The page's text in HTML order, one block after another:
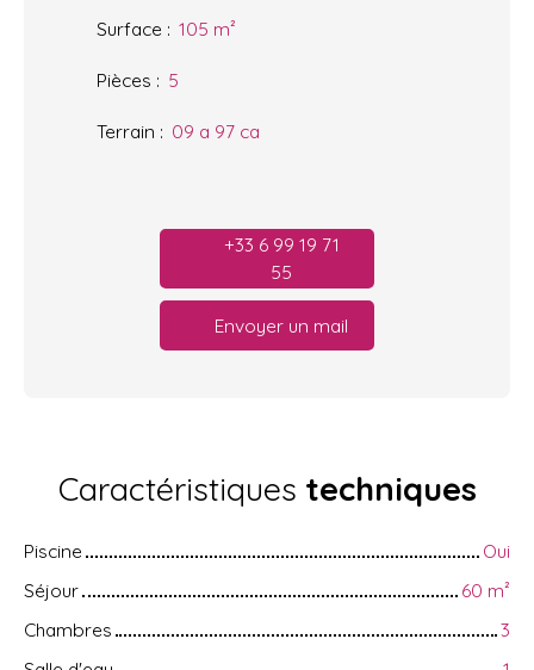
Surface : 105 m²
Pièces : 5
Terrain : 09 a 97 ca
+33 6 99 19 71
55
Envoyer un mail
Caractéristiques techniques
Piscine
Oui
Séjour
60 m²
Chambres
3